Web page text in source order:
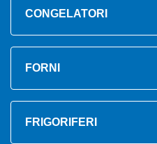
CONGELATORI
FORNI
FRIGORIFERI